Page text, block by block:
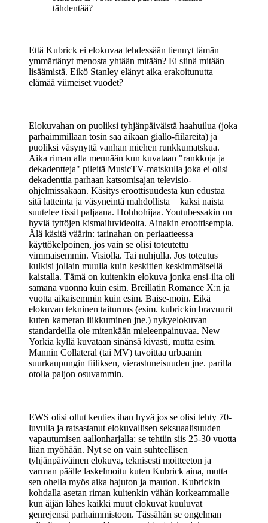
tähdentää?
Että Kubrick ei elokuvaa tehdessään tiennyt tämän
ymmärtänyt menosta yhtään mitään? Ei siinä mitään
lisäämistä. Eikö Stanley elänyt aika erakoitunutta
elämää viimeiset vuodet?
Elokuvahan on puoliksi tyhjänpäiväistä haahuilua (joka
parhaimmillaan tosin saa aikaan giallo-fiilareita) ja
puoliksi väsynyttä vanhan miehen runkkumatskua.
Aika riman alta mennään kun kuvataan "rankkoja ja
dekadentteja" pileitä MusicTV-matskulla joka ei olisi
dekadenttia parhaan katsomisajan televisio-
ohjelmissakaan. Käsitys eroottisuudesta kun edustaa
sitä latteinta ja väsyneintä mahdollista = kaksi naista
suutelee tissit paljaana. Hohhohijaa. Youtubessakin on
hyviä tyttöjen kismailuvideoita. Ainakin eroottisempia.
Älä käsitä väärin: tarinahan on periaatteessa
käyttökelpoinen, jos vain se olisi toteutettu
vimmaisemmin. Visiolla. Tai nuhjulla. Jos toteutus
kulkisi jollain muulla kuin keskitien keskimmäisellä
kaistalla. Tämä on kuitenkin elokuva jonka ensi-ilta oli
samana vuonna kuin esim. Breillatin Romance X:n ja
vuotta aikaisemmin kuin esim. Baise-moin. Eikä
elokuvan tekninen taituruus (esim. kubrickin bravuurit
kuten kameran liikkuminen jne.) nykyelokuvan
standardeilla ole mitenkään mieleenpainuvaa. New
Yorkia kyllä kuvataan sinänsä kivasti, mutta esim.
Mannin Collateral (tai MV) tavoittaa urbaanin
suurkaupungin fiiliksen, vierastuneisuuden jne. parilla
otolla paljon osuvammin.
EWS olisi ollut kenties ihan hyvä jos se olisi tehty 70-
luvulla ja ratsastanut elokuvallisen seksuaalisuuden
vapautumisen aallonharjalla: se tehtiin siis 25-30 vuotta
liian myöhään. Nyt se on vain suhteellisen
tyhjänpäiväinen elokuva, teknisesti moitteeton ja
varman päälle laskelmoitu kuten Kubrick aina, mutta
sen ohella myös aika hajuton ja mauton. Kubrickin
kohdalla asetan riman kuitenkin vähän korkeammalle
kun äijän lähes kaikki muut elokuvat kuuluvat
genrejensä parhaimmistoon. Tässähän se ongelman